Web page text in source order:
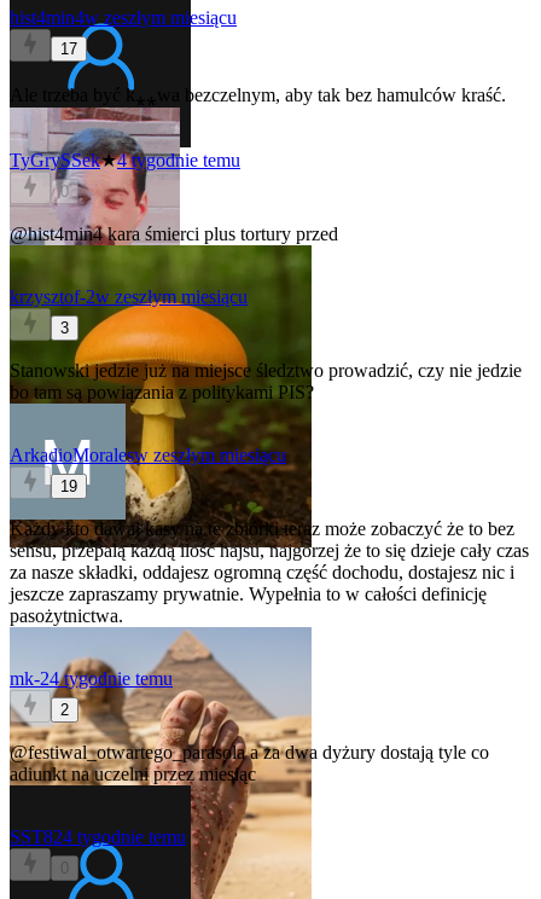
hist4min4w zeszłym miesiącu
17
Ale trzeba być k⁎⁎wa bezczelnym, aby tak bez hamulców kraść.
TyGrySSek★4 tygodnie temu
0
@hist4min4kara śmierci plus tortury przed
krzysztof-2w zeszłym miesiącu
3
Stanowski jedzie już na miejsce śledztwo prowadzić, czy nie jedzie
bo tam są powiązania z politykami PIS?
ArkadioMoralesw zeszłym miesiącu
19
Każdy kto dawał kasy na te zbiórki teraz może zobaczyć że to bez
sensu, przepalą każdą ilość hajsu, najgorzej że to się dzieje cały czas
za nasze składki, oddajesz ogromną część dochodu, dostajesz nic i
jeszcze zapraszamy prywatnie. Wypełnia to w całości definicję
pasożytnictwa.
mk-24 tygodnie temu
2
@festiwal_otwartego_parasolaa za dwa dyżury dostają tyle co
adiunkt na uczelni przez miesiąc
SST824 tygodnie temu
0